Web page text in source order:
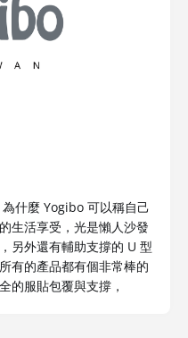
什麼 Yogibo 可以稱自己
生活享受，光是懶人沙發
另外還有輔助支撐的 U 型
有的產品都有個非常棒的
的服貼包覆與支撐，